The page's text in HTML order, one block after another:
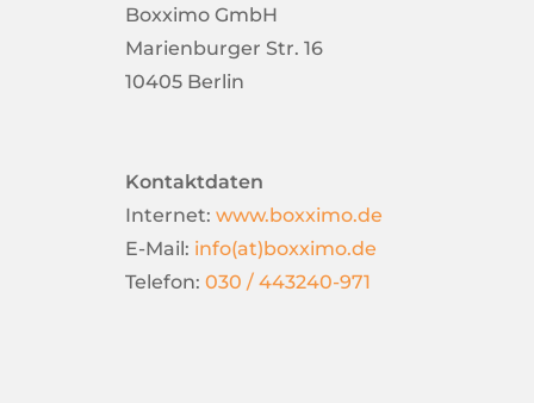
Boxximo GmbH
Marienburger Str. 16
10405 Berlin
Kontaktdaten
Internet: www.boxximo.de
E-Mail: info(at)boxximo.de
Telefon: 030 / 443240-971